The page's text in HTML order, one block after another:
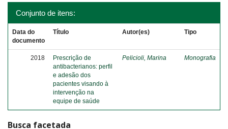
Conjunto de itens:
Data do
documento
Título Autor(es) Tipo
2018
Prescrição de
antibacterianos: perfil
e adesão dos
pacientes visando à
intervenção na
equipe de saúde
Pelicioli, Marina Monografia
Busca facetada